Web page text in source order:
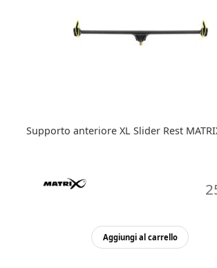
Supporto anteriore XL Slider Rest
Aggiungi al carrello